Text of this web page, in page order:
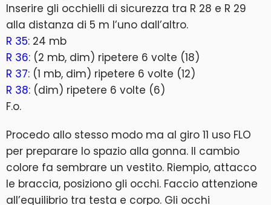
Inserire gli occhielli di sicurezza tra R 28 e R 29
alla distanza di 5 m l’uno dall’altro.
R 35: 24 mb
R 36: (2 mb, dim) ripetere 6 volte (18)
R 37: (1 mb, dim) ripetere 6 volte (12)
R 38: (dim) ripetere 6 volte (6)
F.o.
Procedo allo stesso modo ma al giro 11 uso FLO
per preparare lo spazio alla gonna. Il cambio
colore fa sembrare un vestito. Riempio, attacco
le braccia, posiziono gli occhi. Faccio attenzione
all’equilibrio tra testa e corpo. Gli occhi